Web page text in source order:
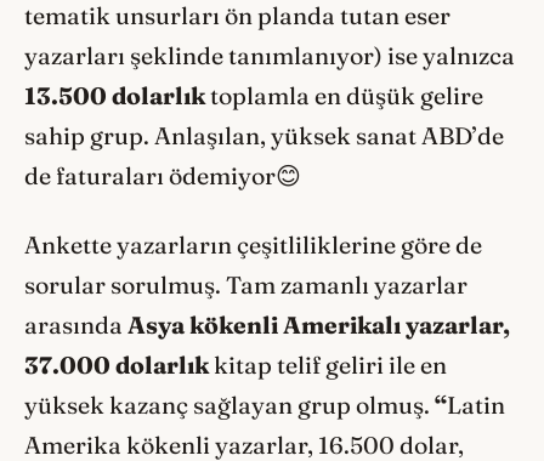
tematik unsurları ön planda tutan eser
yazarları şeklinde tanımlanıyor) ise yalnızca
13.500 dolarlıktoplamla en düşük gelire
sahip grup. Anlaşılan, yüksek sanat ABD’de
de faturaları ödemiyor😊
Ankette yazarların çeşitliliklerine göre de
sorular sorulmuş. Tam zamanlı yazarlar
arasında Asya kökenli Amerikalı yazarlar,
37.000 dolarlık kitap telif geliri ile en
yüksek kazanç sağlayan grup olmuş. “Latin
Amerika kökenli yazarlar, 16.500 dolar,